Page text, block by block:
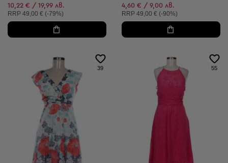
10,22 € / 19,99 лв.
Препоръчителна цена:
RRP 49,00 € (-79%)
4,60 € / 9,00 лв.
Препоръчителна цена:
RRP 49,00 € (-90%)
39 55